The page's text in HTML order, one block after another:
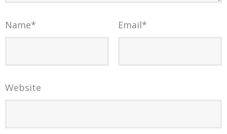
Name* Email*
Website